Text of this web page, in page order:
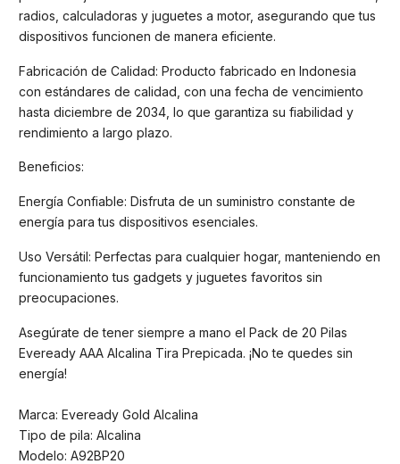
radios, calculadoras y juguetes a motor, asegurando que tus
dispositivos funcionen de manera eficiente.
Fabricación de Calidad: Producto fabricado en Indonesia
con estándares de calidad, con una fecha de vencimiento
hasta diciembre de 2034, lo que garantiza su fiabilidad y
rendimiento a largo plazo.
Beneficios:
Energía Confiable: Disfruta de un suministro constante de
energía para tus dispositivos esenciales.
Uso Versátil: Perfectas para cualquier hogar, manteniendo en
funcionamiento tus gadgets y juguetes favoritos sin
preocupaciones.
Asegúrate de tener siempre a mano el Pack de 20 Pilas
Eveready AAA Alcalina Tira Prepicada. ¡No te quedes sin
energía!
Marca: Eveready Gold Alcalina
Tipo de pila: Alcalina
Modelo: A92BP20